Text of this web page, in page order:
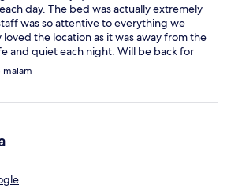
day. The bed was actually extremely
was so attentive to everything we
the location as it was away from the
and quiet each night. Will be back for
malam